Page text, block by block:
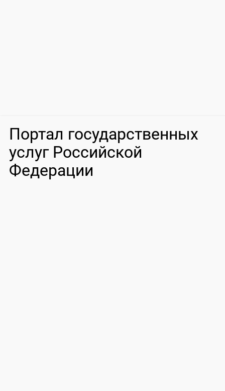
Портал государственных
услуг Российской
Федерации